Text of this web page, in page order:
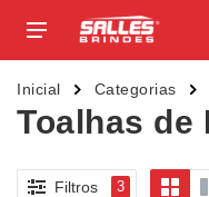
Inicial Categorias
Toalhas de
Filtros 3